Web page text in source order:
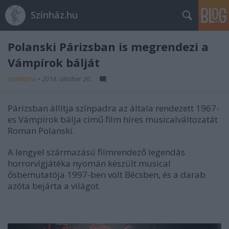
Színház.hu
Polanski Párizsban is megrendezi a
Vámpírok bálját
szinhazhu • 2014. október 20.
Párizsban állítja színpadra az általa rendezett 1967-
es Vámpírok bálja című film híres musicalváltozatát
Roman Polanski.
A lengyel származású filmrendező legendás
horrorvígjátéka nyomán készült musical
ősbemutatója 1997-ben volt Bécsben, és a darab
azóta bejárta a világot.